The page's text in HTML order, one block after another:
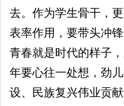
去。作为学生骨干，
表率作用，要带头冲
青春就是时代的样子
年要心往一处想，劲
设、民族复兴伟业贡献